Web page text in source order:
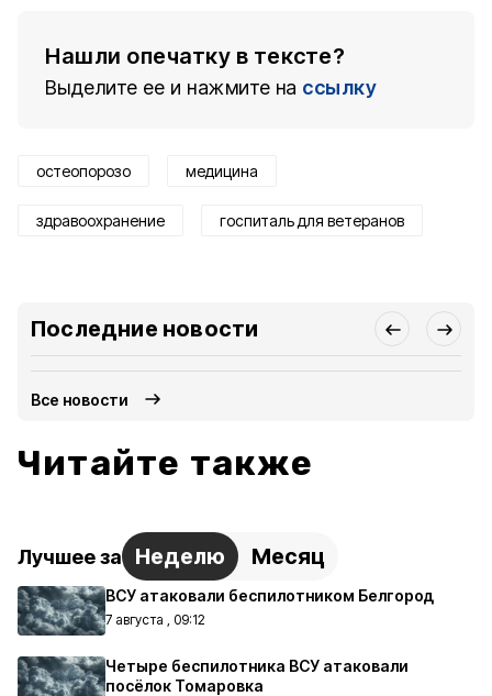
Нашли опечатку в тексте?
Выделите ее и нажмите на ссылку
остеопорозо медицина
здравоохранение госпиталь для ветеранов
Последние новости
Все новости
Читайте также
Лучшее за Неделю Месяц
ВСУ атаковали беспилотником Белгород
7 августа , 09:12
Четыре беспилотника ВСУ атаковали
посёлок Томаровка